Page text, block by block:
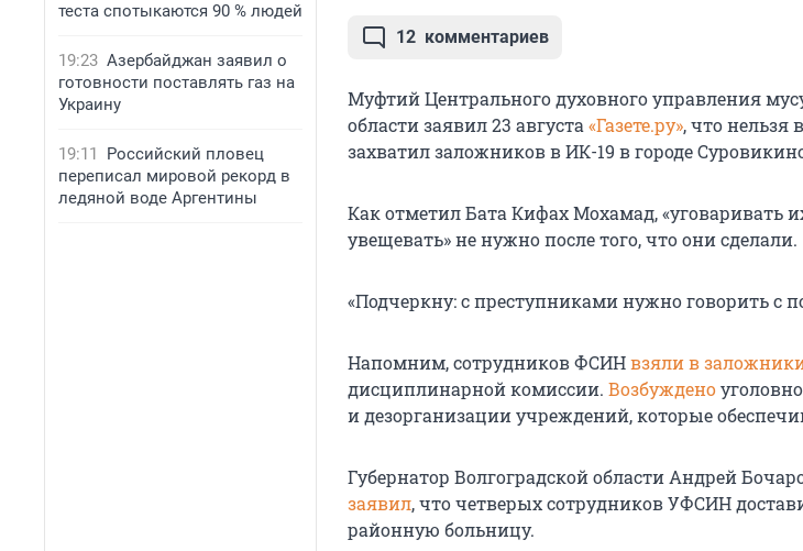
теста спотыкаются 90 % людей
19:23 Азербайджан заявил о
готовности поставлять газ на
Украину
19:11
Российский пловец
переписал мировой рекорд в
ледяной воде Аргентины
12 комментариев
Муфтий Центрального духовного управления
области заявил 23 августа «Газете.ру», что нельзя
захватил заложников в ИК-19 в городе
Как отметил Бата Кифах Мохамад, «уговаривать
увещевать» не нужно после того, что они сделали.
«Подчеркну: с преступниками нужно говорить с
Напомним, сотрудников ФСИНвзяли в
дисциплинарной комиссии. Возбуждено
и дезорганизации учреждений, которые
Губернатор Волгоградской области Андрей
заявил, что четверых сотрудников УФСИН
районную больницу.